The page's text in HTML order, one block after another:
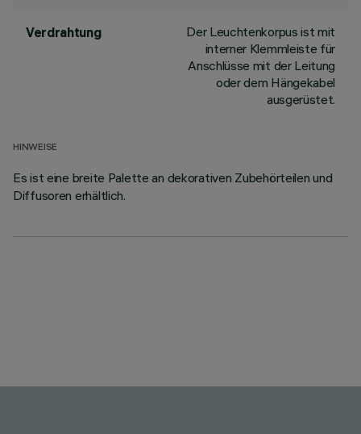
Verdrahtung
Der Leuchtenkorpus ist mit
interner Klemmleiste für
Anschlüsse mit der Leitung
oder dem Hängekabel
ausgerüstet.
HINWEISE
Es ist eine breite Palette an dekorativen Zubehörteilen und
Diffusoren erhältlich.